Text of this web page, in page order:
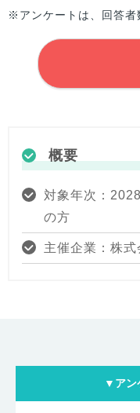
※アンケートは、回答者
概要
対象年次：
の方
主催企業：株
▼アン